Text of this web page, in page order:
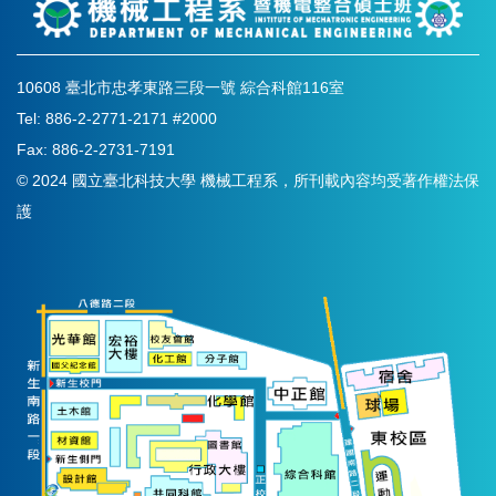
10608 臺北市忠孝東路三段一號 綜合科館116室
Tel: 886-2-2771-2171 #2000
Fax: 886-2-2731-7191
© 2024 國立臺北科技大學 機械工程系，所刊載內容均受著作權法保
護